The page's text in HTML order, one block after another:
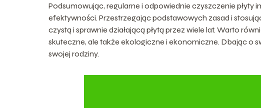
Podsumowując, regularne i odpowiednie czyszczenie płyty
efektywności. Przestrzegając podstawowych zasad i
czystą i sprawnie działającą płytą przez wiele lat. Warto
skuteczne, ale także ekologiczne i ekonomiczne. Dbając o
swojej rodziny.